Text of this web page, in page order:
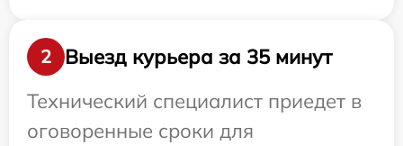
2
Выезд курьера за 35 минут
Технический специалист приедет в
оговоренные сроки для